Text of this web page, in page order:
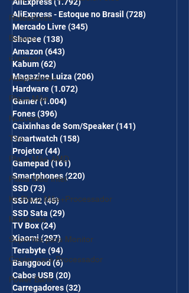
Roteadores
Baseus
iclamper
Adaptadores
Placa Mãe
Nuuvem
TVs
Placa Mãe AMD
Placa Mãe Intel
Kit Placa Mãe+Processador
Monitores
Suportes para Monitor
Cooler para Processador
Power Bank
CUPONS SÃO VÁLIDOS NO
COMBO
AliExpress - Estoque no Brasil (728)
Mercado Livre(345)
Shopee(138)
Amazon(643)
Kabum(62)
Magazine Luiza (206)
Hardware(1.072)
Gamer(1.004)
Fones(396)
Caixinhas de Som/Speaker(141)
Smartwatch(158)
Projetor(44)
Gamepad (161)
Smartphones(220)
SSD(73)
SSD M2(45)45 posts
SSD Sata (29)
TV Box(24)
Xiaomi (297)297 posts
Terabyte(94)
Banggood(6)6 posts
Cabos USB(20)
Carregadores(32)